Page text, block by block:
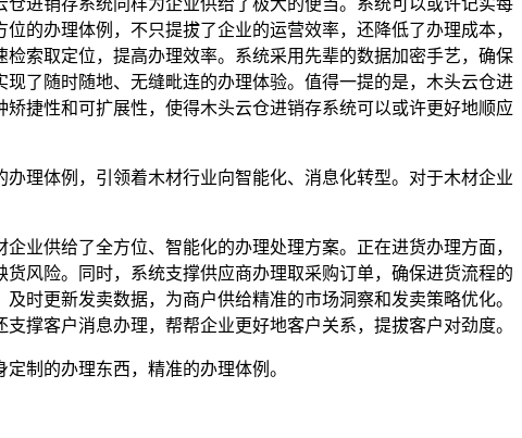
的办理体例，不只提拔了企业的运营效率，还降低了办理成本，
索取定位，提高办理效率。系统采用先辈的数据加密手艺，确保
了随时随地、无缝毗连的办理体验。值得一提的是，木头云仓进
捷性和可扩展性，使得木头云仓进销存系统可以或许更好地顺应
理体例，引领着木材行业向智能化、消息化转型。对于木材企业
供给了全方位、智能化的办理处理方案。正在进货办理方面，
风险。同时，系统支撑供应商办理取采购订单，确保进货流程的
时更新发卖数据，为商户供给精准的市场洞察和发卖策略优化。
撑客户消息办理，帮帮企业更好地客户关系，提拔客户对劲度。
制的办理东西，精准的办理体例。